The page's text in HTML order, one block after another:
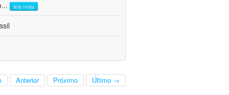
... leia mais
Anterior Próximo Último →